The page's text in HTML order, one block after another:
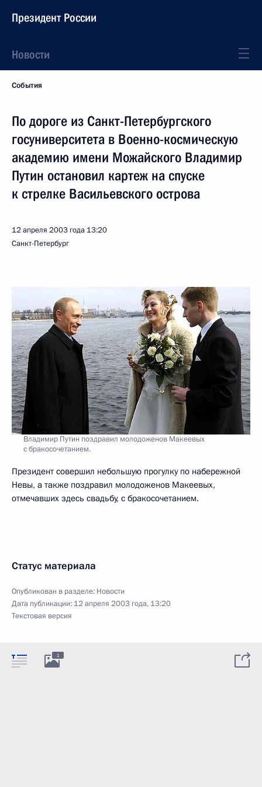
Президент России
Новости
События
По дороге из Санкт-Петербургского
госуниверситета в Военно-космическую
академию имени Можайского Владимир
Путин остановил картеж на спуске
к стрелке Васильевского острова
12 апреля 2003 года 13:20
Санкт-Петербург
Владимир Путин поздравил молодоженов Макеевых
с бракосочетанием.
Президент совершил небольшую прогулку по набережной
Невы, а также поздравил молодоженов Макеевых,
отмечавших здесь свадьбу, с бракосочетанием.
Статус материала
Опубликован в разделе: Новости
Дата публикации: 12 апреля 2003 года, 13:20
Текстовая версия
1